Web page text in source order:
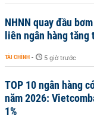
NHNN quay đầu
liên ngân hàng tăng
TÀI CHÍNH - 5 giờ trước
TOP 10 ngân hàng
năm 2026:
1%